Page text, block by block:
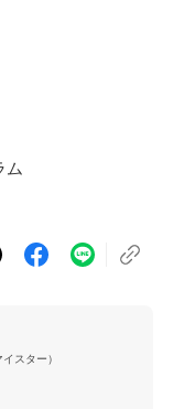
ム
スター）